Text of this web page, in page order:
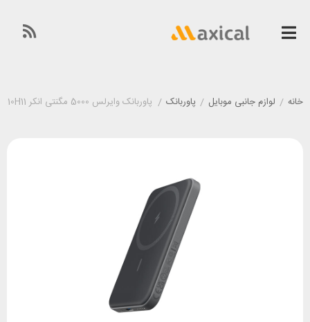
خانه / لوازم جانبی موبایل / پاوربانک / پاوربانک وایرلس 5000 مگنتی انکر Anker 621 MagGo A1610H11